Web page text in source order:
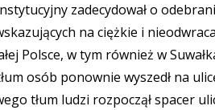
zadecydował o
na ciężkie i
Polsce, w tym również w
osób ponownie wyszedł na
tłum ludzi rozpoczął spacer